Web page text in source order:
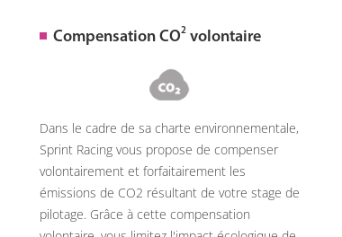
Compensation CO2volontaire
Dans le cadre de sa charte environnementale,
Sprint Racing vous propose de compenser
volontairement et forfaitairement les
émissions de CO2 résultant de votre stage de
pilotage. Grâce à cette compensation